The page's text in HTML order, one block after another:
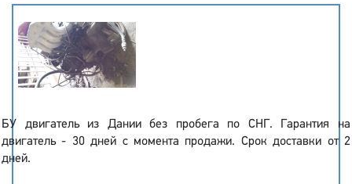
БУ двигатель из Дании без пробега по СНГ. Гарантия на
двигатель - 30 дней с момента продажи. Срок доставки от 2
дней.